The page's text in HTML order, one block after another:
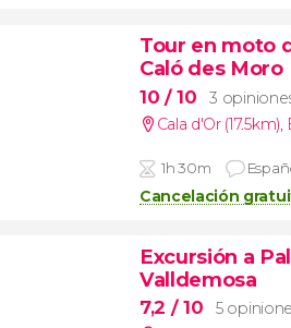
Tour en moto
Caló des Moro
10 / 10
3
Cala d'Or (17.5km),
1h 30m
Cancelación
Excursión a
Valldemosa
7,2 / 10
5